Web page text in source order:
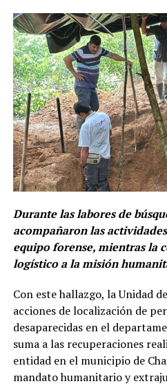
Durante las labores de
acompañaron las
equipo forense, mientras la
logístico a la misión
Con este hallazgo, la Unidad
acciones de localización de
desaparecidas en el
suma a las recuperaciones
entidad en el municipio de
mandato humanitario y